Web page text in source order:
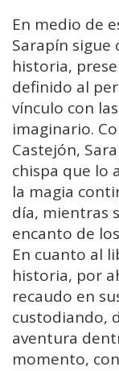
En medio de
Sarapín sigue
historia,
definido al
vínculo con las
imaginario.
Castejón,
chispa que lo
la magia
día, mientras
encanto de los
En cuanto al
historia, por
recaudo en
custodiando,
aventura
momento,